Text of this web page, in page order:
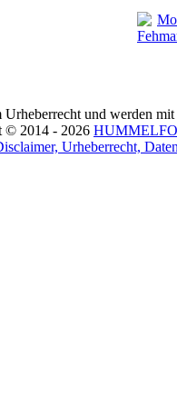
und werden
© 2014 - 2026
Urheberrecht,